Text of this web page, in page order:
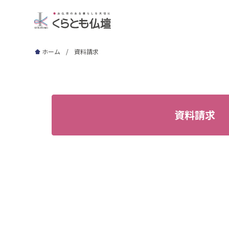
ホーム 資料請求
資料請求